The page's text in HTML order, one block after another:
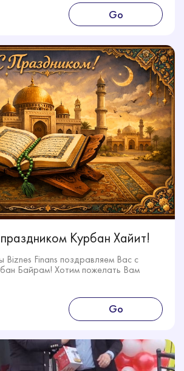
Go
Курбан Хайит!
Biznes Finans поздравляем Вас с
Байрам! Хотим пожелать Вам
Go